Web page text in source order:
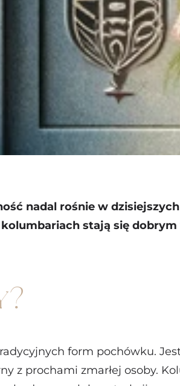
nadal rośnie w
stają się
form pochówku.
z prochami zmarłej osoby.